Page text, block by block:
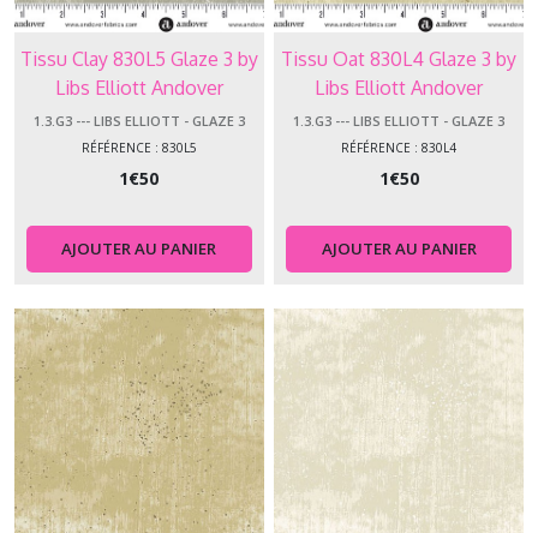
Tissu Clay 830L5 Glaze 3 by
Libs Elliott Andover
Makower
1.3.G3 --- LIBS ELLIOTT - GLAZE 3
RÉFÉRENCE : 830L5
1€50
AJOUTER AU PANIER
Tissu Oat 830L4 Glaze 3 by
Libs Elliott Andover
Makower
1.3.G3 --- LIBS ELLIOTT - GLAZE 3
RÉFÉRENCE : 830L4
1€50
AJOUTER AU PANIER
1.3.G2
-
-
Libs
Elliott
1.3.G3
-
-
Libs
Elliott
Glaze
3
(26)